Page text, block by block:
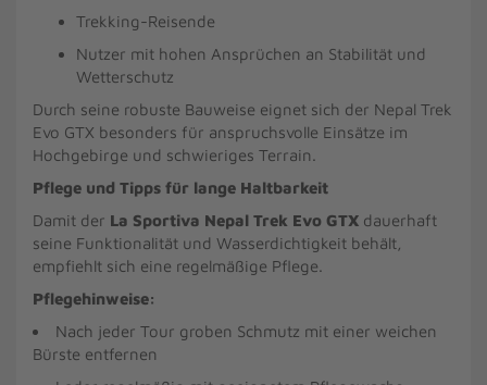
Trekking-Reisende
Nutzer mit hohen Ansprüchen an Stabilität und
Wetterschutz
Durch seine robuste Bauweise eignet sich der Nepal Trek
Evo GTX besonders für anspruchsvolle Einsätze im
Hochgebirge und schwieriges Terrain.
Pflege und Tipps für lange Haltbarkeit
Damit der La Sportiva Nepal Trek Evo GTX dauerhaft
seine Funktionalität und Wasserdichtigkeit behält,
empfiehlt sich eine regelmäßige Pflege.
Pflegehinweise:
Nach jeder Tour groben Schmutz mit einer weichen
Bürste entfernen